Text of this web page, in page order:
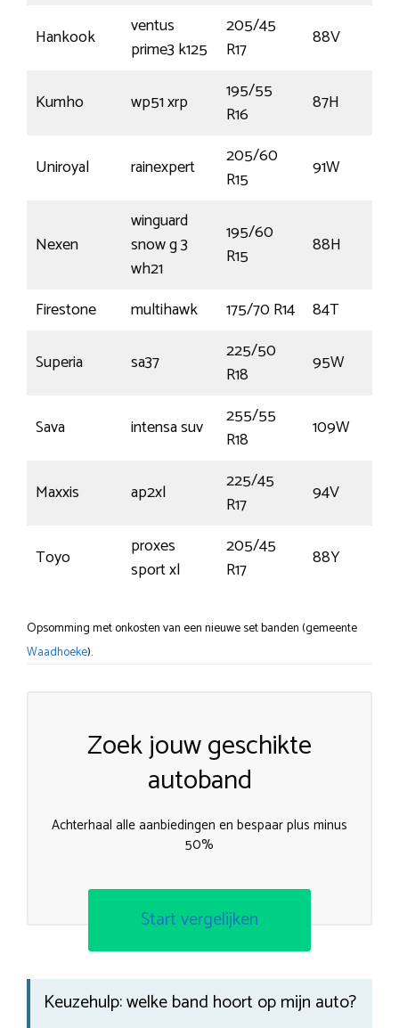
Hankook
ventus
prime3 k125
205/45
R17
88V
Kumho wp51 xrp
195/55
R16
87H
Uniroyal rainexpert
205/60
R15
91W
Nexen
winguard
snow g 3
wh21
195/60
R15
88H
Firestone multihawk 175/70 R14 84T
Superia
sa37
225/50
R18
95W
Sava intensa suv
255/55
R18
109W
Maxxis ap2xl
225/45
R17
94V
Toyo
proxes
sport xl
205/45
R17
88Y
Opsomming met onkosten van een nieuwe set banden (gemeente
Waadhoeke).
Zoek jouw geschikte
autoband
Achterhaal alle aanbiedingen en bespaar plus minus
50%
Start vergelijken
Keuzehulp: welke band hoort op mijn auto?